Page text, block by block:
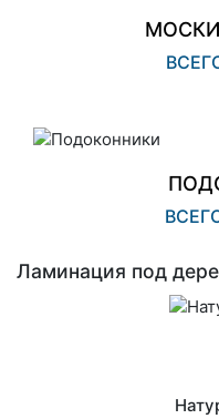
Ламинация под